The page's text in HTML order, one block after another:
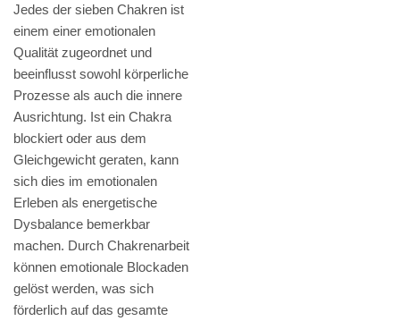
Jedes der sieben Chakren ist
einem einer emotionalen
Qualität zugeordnet und
beeinflusst sowohl körperliche
Prozesse als auch die innere
Ausrichtung. Ist ein Chakra
blockiert oder aus dem
Gleichgewicht geraten, kann
sich dies im emotionalen
Erleben als energetische
Dysbalance bemerkbar
machen. Durch Chakrenarbeit
können emotionale Blockaden
gelöst werden, was sich
förderlich auf das gesamte